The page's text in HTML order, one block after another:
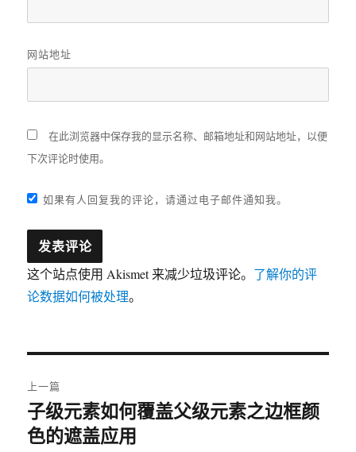
网站地址
在此浏览器中保存我的显示名称、邮箱地址和网站地址，以便
下次评论时使用。
如果有人回复我的评论，请通过电子邮件通知我。
这个站点使用 Akismet 来减少垃圾评论。 了解你的评
论数据如何被处理。
章
导
上一篇
上
篇
子级元素如何覆盖父级元素之边框颜
色的遮盖应用